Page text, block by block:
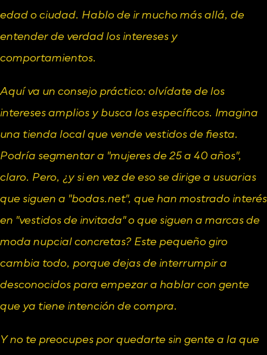
edad o ciudad. Hablo de ir mucho más allá, de
entender de verdad los intereses y
comportamientos.
Aquí va un consejo práctico: olvídate de los
intereses amplios y busca los específicos. Imagina
una tienda local que vende vestidos de fiesta.
Podría segmentar a "mujeres de 25 a 40 años",
claro. Pero, ¿y si en vez de eso se dirige a usuarias
que siguen a "bodas.net", que han mostrado interés
en "vestidos de invitada" o que siguen a marcas de
moda nupcial concretas? Este pequeño giro
cambia todo, porque dejas de interrumpir a
desconocidos para empezar a hablar con gente
que ya tiene intención de compra.
Y no te preocupes por quedarte sin gente a la que